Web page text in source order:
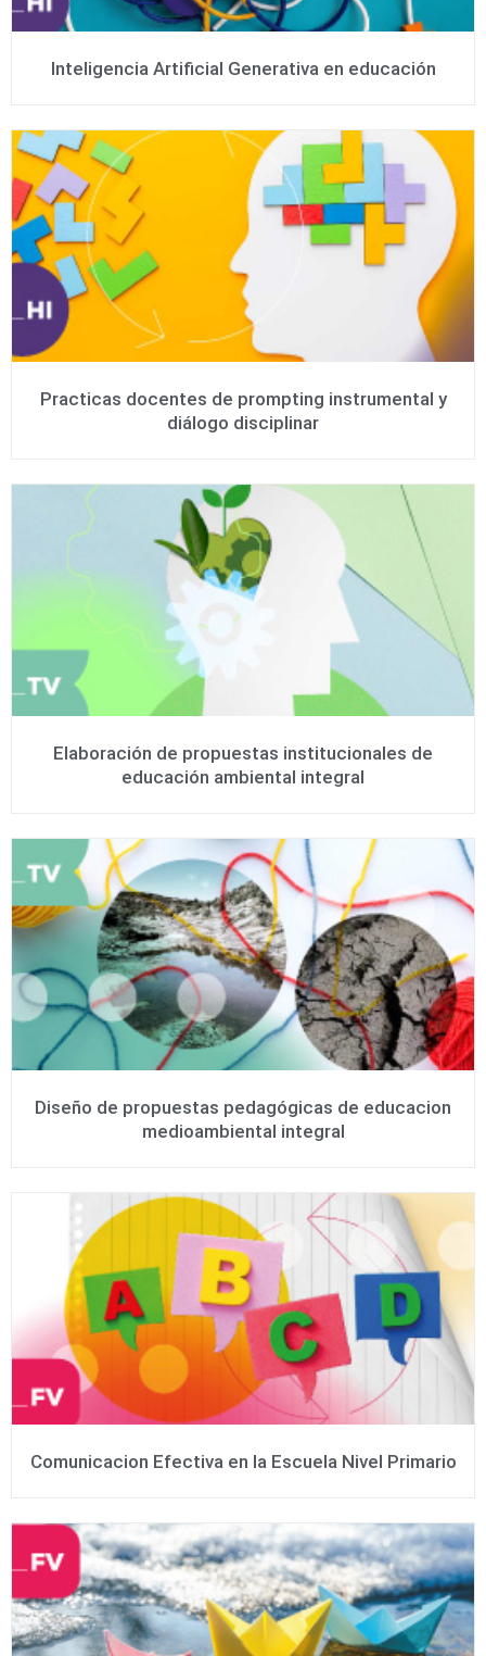
Inteligencia Artificial Generativa en educación
Practicas docentes de prompting instrumental y
diálogo disciplinar
Elaboración de propuestas institucionales de
educación ambiental integral
Diseño de propuestas pedagógicas de educacion
medioambiental integral
Comunicacion Efectiva en la Escuela Nivel Primario